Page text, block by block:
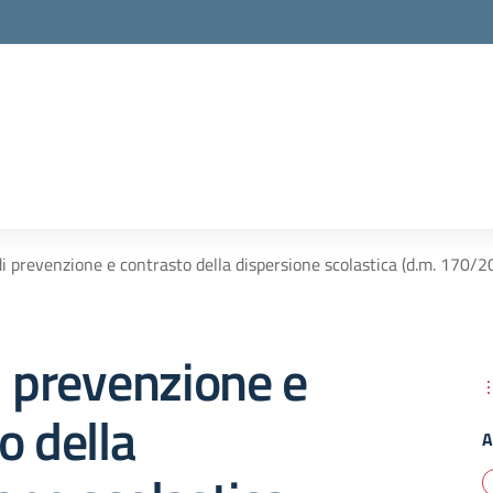
prevenzione e contrasto della dispersione scolastica (d.m. 170/
e
della